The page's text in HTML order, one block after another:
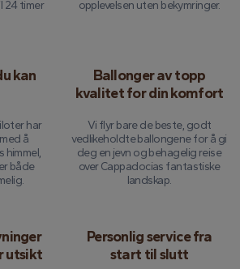
24 timer
opplevelsen uten bekymringer.
kan
har
å
himmel,
både
Ballonger av topp
kvalitet for din komfort
Vi flyr bare de beste, godt
vedlikeholdte ballongene for å gi
deg en jevn og behagelig reise
over Cappadocias fantastiske
landskap.
utsikt
Personlig service fra
start til slutt